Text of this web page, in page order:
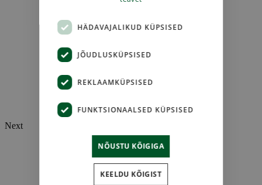
Next
HÄDAVAJALIKUD KÜPSISED
JÕUDLUSKÜPSISED
REKLAAMKÜPSISED
FUNKTSIONAALSED KÜPSISED
NÕUSTU KÕIGIGA
KEELDU KÕIGIST